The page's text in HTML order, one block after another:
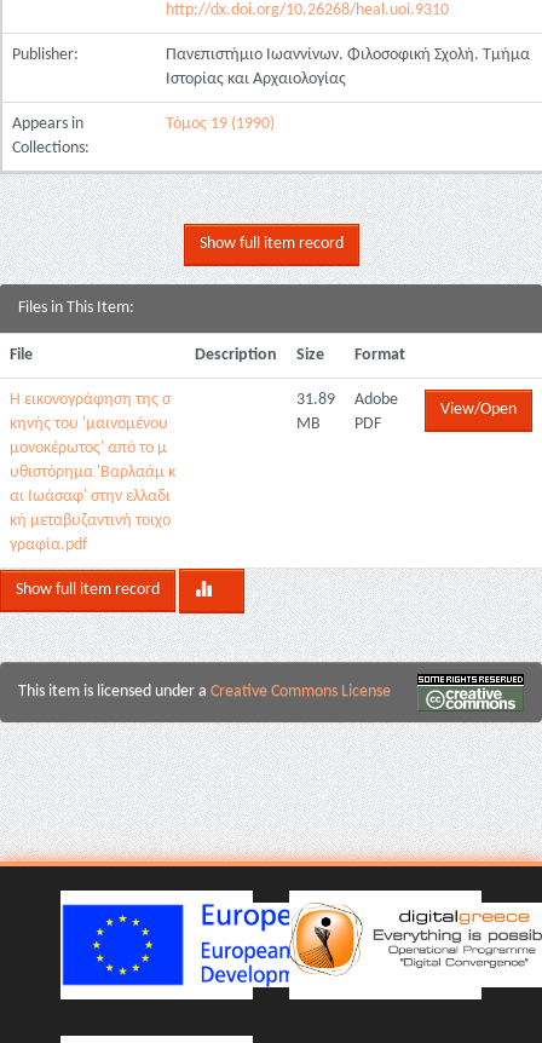
http://dx.doi.org/10.26268/heal.uoi.9310
Publisher:
Πανεπιστήμιο Ιωαννίνων. Φιλοσοφική Σχολή. Τμήμα
Ιστορίας και Αρχαιολογίας
Appears in
Collections:
Τόμος 19 (1990)
Show full item record
Files in This Item:
File Description Size Format
Η εικονογράφηση της σ
κηνής του 'μαινομένου
μονοκέρωτος' από το μ
υθιστόρημα 'Βαρλαάμ κ
αι Ιωάσαφ' στην ελλαδι
κή μεταβυζαντινή τοιχο
γραφία.pdf
31.89
MB
Adobe
PDF
View/Open
Show full item record
This item is licensed under a Creative Commons License